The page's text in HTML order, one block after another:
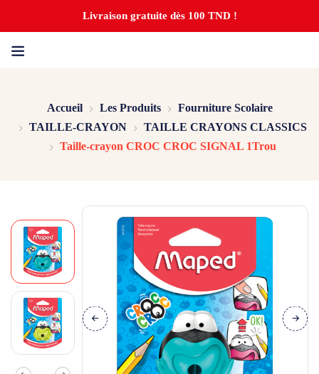
Livraison gratuite dès 100 TND !
Accueil Les Produits
Fourniture Scolaire
TAILLE-CRAYON
TAILLE CRAYONS CLASSICS
Taille-crayon CROC CROC SIGNAL 1Trou